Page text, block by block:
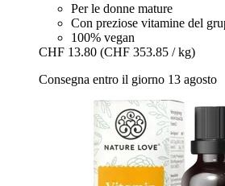
Per le donne mature
Con preziose vitamine del
100% vegan
CHF 13.80 (CHF 353.85 / kg)
Consegna entro il giorno 13 agosto